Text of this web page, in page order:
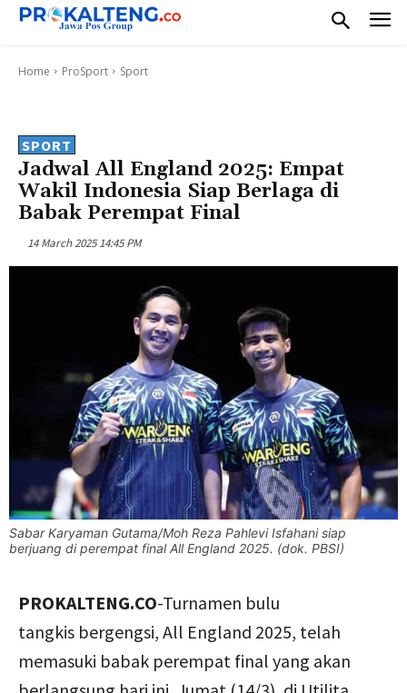
Home ProSport Sport
SPORT
Jadwal All England 2025: Empat
Wakil Indonesia Siap Berlaga di
Babak Perempat Final
14 March 2025 14:45 PM
Sabar Karyaman Gutama/Moh Reza Pahlevi Isfahani siap
berjuang di perempat final All England 2025. (dok. PBSI)
PROKALTENG.CO-Turnamen bulu
tangkis bergengsi, All England 2025, telah
memasuki babak perempat final yang akan